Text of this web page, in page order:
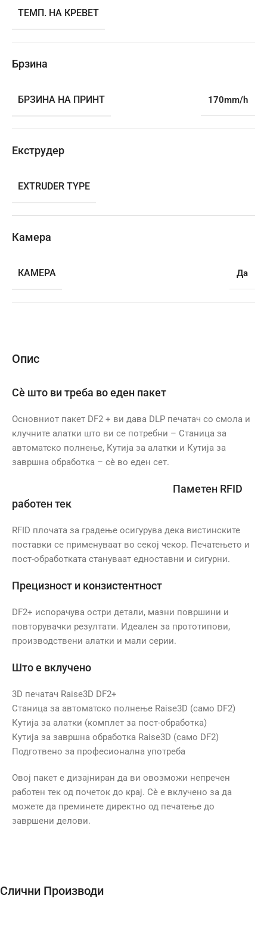
Опис
Сè што ви треба во еден пакет
Основниот пакет DF2 + ви дава DLP печатач со смола и
клучните алатки што ви се потребни – Станица за
автоматско полнење, Кутија за алатки и Кутија за
завршна обработка – сè во еден сет.
Паметен RFID
работен тек
RFID плочата за градење осигурува дека вистинските
поставки се применуваат во секој чекор. Печатењето и
пост-обработката стануваат едноставни и сигурни.
Прецизност и конзистентност
DF2+ испорачува остри детали, мазни површини и
повторувачки резултати. Идеален за прототипови,
производствени алатки и мали серии.
Што е вклучено
3D печатач Raise3D DF2+
Станица за автоматско полнење Raise3D (само DF2)
Кутија за алатки (комплет за пост-обработка)
Кутија за завршна обработка Raise3D (само DF2)
Подготвено за професионална употреба
Овој пакет е дизајниран да ви овозможи непречен
работен тек од почеток до крај. Сè е вклучено за да
можете да преминете директно од печатење до
завршени делови.
ТЕМП. НА КРЕВЕТ
Брзина
БРЗИНА НА ПРИНТ 170mm/h
Екструдер
EXTRUDER TYPE
Камера
КАМЕРА Да
Слични Производи